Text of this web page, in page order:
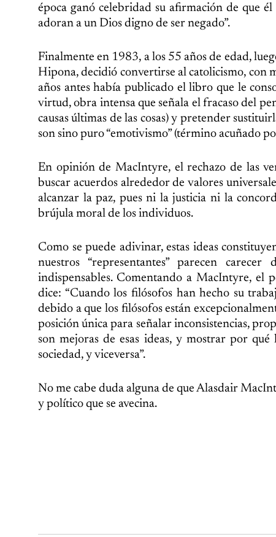
época ganó celebridad su afirmación de que él
adoran a un Dios digno de ser negado”.
Finalmente en 1983, a los 55 años de edad,
Hipona, decidió convertirse al catolicismo, con
años antes había publicado el libro que le
virtud, obra intensa que señala el fracaso del
causas últimas de las cosas) y pretender
son sino puro “emotivismo” (término acuñado
En opinión de MacIntyre, el rechazo de las
buscar acuerdos alrededor de valores
alcanzar la paz, pues ni la justicia ni la
brújula moral de los individuos.
Como se puede adivinar, estas ideas
nuestros “representantes” parecen
indispensables. Comentando a MacIntyre,
dice: “Cuando los filósofos han hecho su
debido a que los filósofos están
posición única para señalar inconsistencias,
son mejoras de esas ideas, y mostrar por
sociedad, y viceversa”.
No me cabe duda alguna de que Alasdair
y político que se avecina.